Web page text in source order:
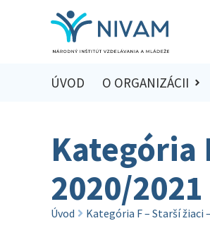
ÚVOD O ORGANIZÁCII
Kategória
2020/2021
Úvod Kategória F – Starší žiaci